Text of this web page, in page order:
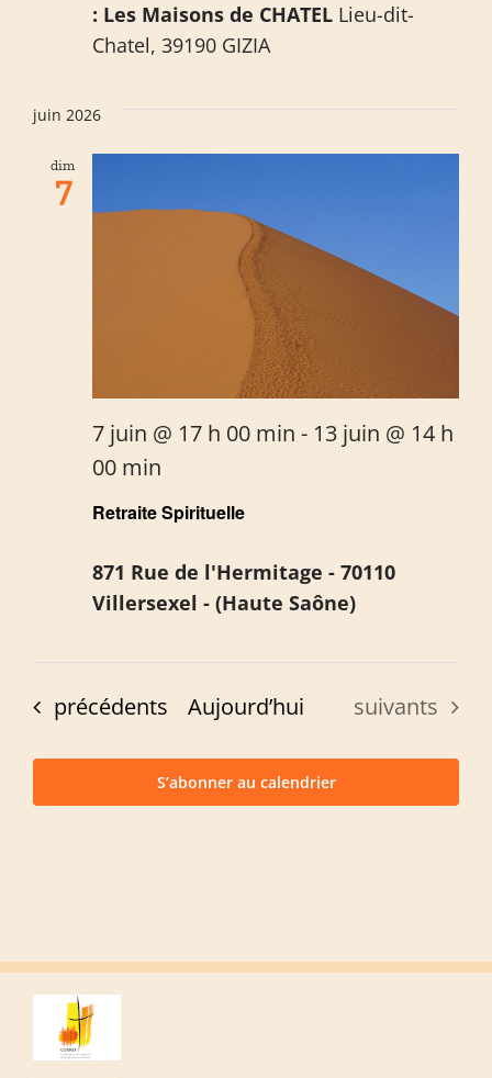
: Les Maisons de CHATEL Lieu-dit-
Chatel, 39190 GIZIA
juin 2026
dim
7
Retraite Spirituelle
7 juin @ 17 h 00 min - 13 juin @ 14 h
00 min
871 Rue de l'Hermitage - 70110
Villersexel - (Haute Saône)
Évènements
précédents Aujourd’hui Évènements
suivants
S’abonner au calendrier